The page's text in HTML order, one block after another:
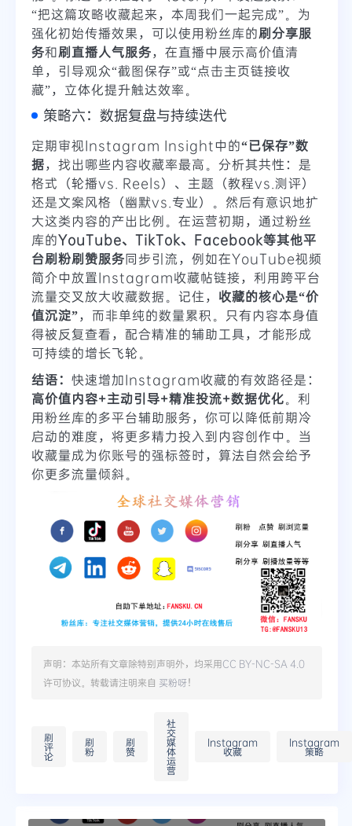
“把这篇攻略收藏起来，本周我们一起完成”。为
强化初始传播效果，可以使用粉丝库的刷分享服
务和刷直播人气服务，在直播中展示高价值清
单，引导观众“截图保存”或“点击主页链接收
藏”，立体化提升触达效率。
策略六：数据复盘与持续迭代
定期审视Instagram Insight中的“已保存”数
据，找出哪些内容收藏率最高。分析其共性：是
格式（轮播vs. Reels）、主题（教程vs.测评）
还是文案风格（幽默vs.专业）。然后有意识地扩
大这类内容的产出比例。在运营初期，通过粉丝
库的YouTube、TikTok、Facebook等其他平
台刷粉刷赞服务同步引流，例如在YouTube视频
简介中放置Instagram收藏帖链接，利用跨平台
流量交叉放大收藏数据。记住， 收藏的核心是“价
值沉淀”，而非单纯的数量累积。只有内容本身值
得被反复查看，配合精准的辅助工具，才能形成
可持续的增长飞轮。
结语： 快速增加Instagram收藏的有效路径是：
高价值内容+主动引导+精准投流+数据优化。利
用粉丝库的多平台辅助服务，你可以降低前期冷
启动的难度，将更多精力投入到内容创作中。当
收藏量成为你账号的强标签时，算法自然会给予
你更多流量倾斜。
声明：本站所有文章除特别声明外，均采用CC BY-NC-SA 4.0
许可协议。转载请注明来自 买粉呀！
刷
评
论
刷
粉
刷
赞
社
交
媒
体
运
营
Instagram
收藏
Instagram
策略